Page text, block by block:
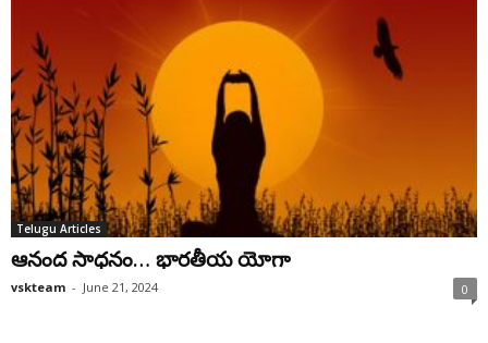
Telugu Articles
ఆనంద సాధనం… భారతీయ యోగా
vskteam - June 21, 2024 0